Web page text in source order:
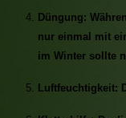
Düngung:
nur einmal mit
im Winter sollte
Luftfeuchtigkeit: